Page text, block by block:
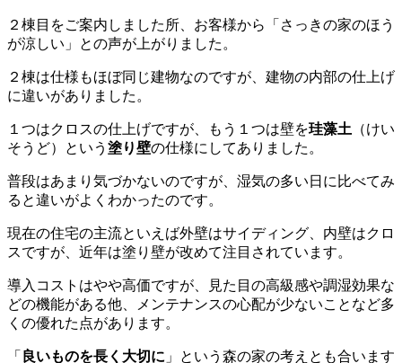
２棟目をご案内しました所、お客様から「さっきの家のほう
が涼しい」との声が上がりました。
２棟は仕様もほぼ同じ建物なのですが、建物の内部の仕上げ
に違いがありました。
１つはクロスの仕上げですが、もう１つは壁を珪藻土 （けい
そうど）という 塗り壁の仕様にしてありました。
普段はあまり気づかないのですが、湿気の多い日に比べてみ
ると違いがよくわかったのです。
現在の住宅の主流といえば外壁はサイディング、内壁はクロ
スですが、近年は塗り壁が改めて注目されています。
導入コストはやや高価ですが、見た目の高級感や調湿効果な
どの機能がある他、メンテナンスの心配が少ないことなど多
くの優れた点があります。
「 良いものを長く大切に 」という森の家の考えとも合います